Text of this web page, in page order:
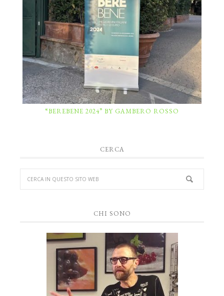
“BEREBENE 2024” BY GAMBERO ROSSO
CERCA
CHI SONO